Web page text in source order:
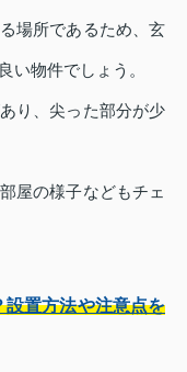
場所であるため、玄
い物件でしょう。
り、尖った部分が少
屋の様子などもチェ
置方法や注意点を